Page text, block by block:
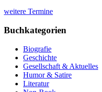
weitere Termine
Buchkategorien
Biografie
Geschichte
Gesellschaft & Aktuelles
Humor & Satire
Literatur